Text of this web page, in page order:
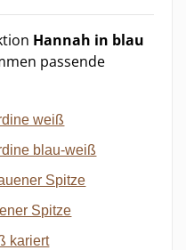
Hannah in blau
passende
weiß
blau-weiß
Spitze
Spitze
kariert